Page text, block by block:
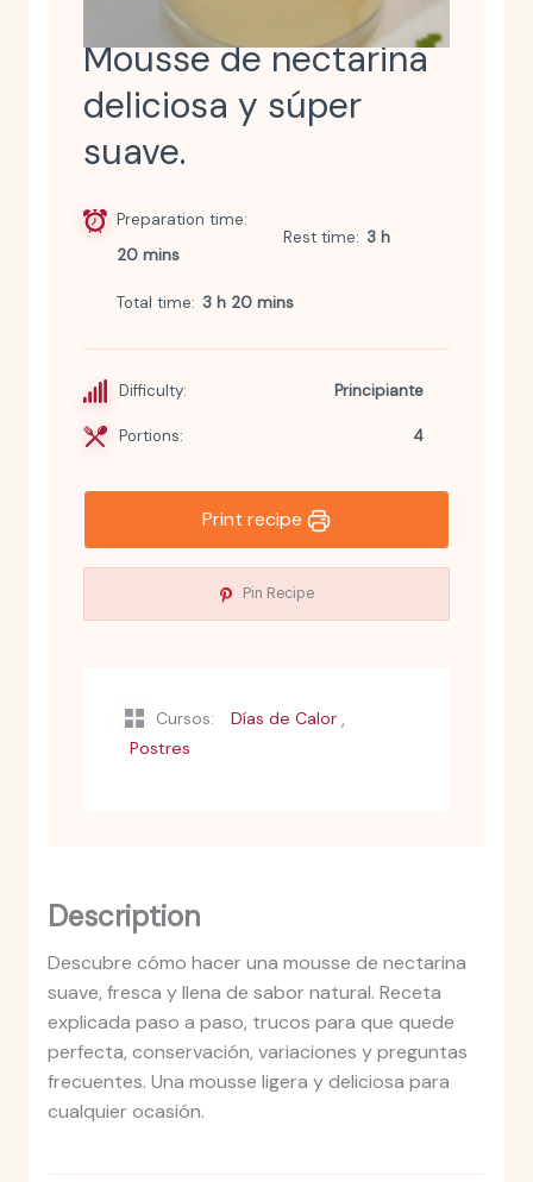
Mousse de nectarina
deliciosa y súper
suave.
Preparation time
20 mins
Rest time 3 h
Total time 3 h 20 mins
Difficulty: Principiante
Portions: 4
Print recipe
Pin Recipe
Cursos: Días de Calor ,
Postres
Description
Descubre cómo hacer una mousse de nectarina
suave, fresca y llena de sabor natural. Receta
explicada paso a paso, trucos para que quede
perfecta, conservación, variaciones y preguntas
frecuentes. Una mousse ligera y deliciosa para
cualquier ocasión.